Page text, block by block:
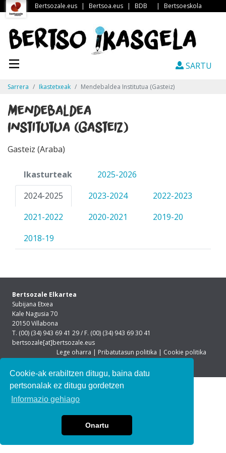
Cookie-ak erabiltzen ditugu, baina datu
pertsonalak ez ditugu gordetzen
Informazio gehiago
Onartu
Bertsozale.eus | Bertsoa.eus | BDB | Bertsoeskola
SARTU
Sarrera Ikastetxeak Mendebaldea Institutua (Gasteiz)
Mendebaldea
Institutua (Gasteiz)
Gasteiz (Araba)
Ikasturteak
2025-2026
2024-2025
2023-2024
2022-2023
2021-2022
2020-2021
2019-20
2018-19
Bertsozale Elkartea
Subijana Etxea
Kale Nagusia 70
20150 Villabona
T. (00) (34) 943 69 41 29 / F. (00) (34) 943 69 30 41
bertsozale[at]bertsozale.eus
Lege oharra | Pribatutasun politika | Cookie politika